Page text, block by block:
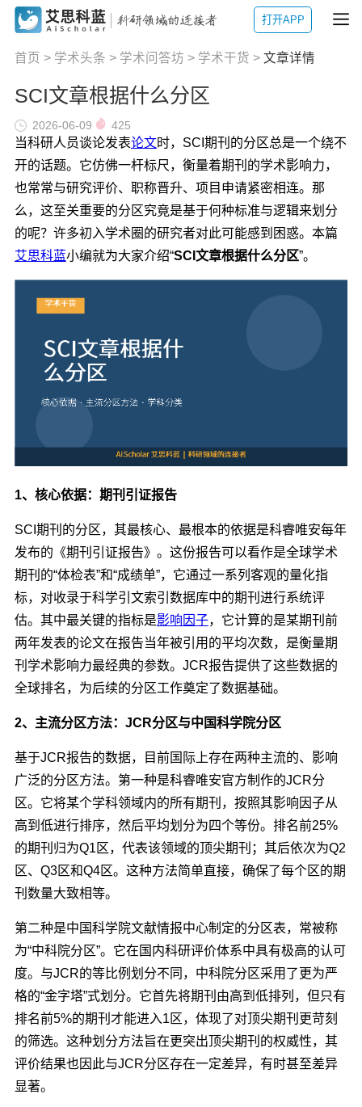
打开APP
首页 > 学术头条 > 学术问答坊 > 学术干货 > 文章详情
SCI文章根据什么分区
2026-06-09 425
当科研人员谈论发表论文时，SCI期刊的分区总是一个绕不
开的话题。它仿佛一杆标尺，衡量着期刊的学术影响力，
也常常与研究评价、职称晋升、项目申请紧密相连。那
么，这至关重要的分区究竟是基于何种标准与逻辑来划分
的呢？许多初入学术圈的研究者对此可能感到困惑。本篇
艾思科蓝小编就为大家介绍“SCI文章根据什么分区”。
1、核心依据：期刊引证报告
SCI期刊的分区，其最核心、最根本的依据是科睿唯安每年
发布的《期刊引证报告》。这份报告可以看作是全球学术
期刊的“体检表”和“成绩单”，它通过一系列客观的量化指
标，对收录于科学引文索引数据库中的期刊进行系统评
估。其中最关键的指标是影响因子，它计算的是某期刊前
两年发表的论文在报告当年被引用的平均次数，是衡量期
刊学术影响力最经典的参数。JCR报告提供了这些数据的
全球排名，为后续的分区工作奠定了数据基础。
2、主流分区方法：JCR分区与中国科学院分区
基于JCR报告的数据，目前国际上存在两种主流的、影响
广泛的分区方法。第一种是科睿唯安官方制作的JCR分
区。它将某个学科领域内的所有期刊，按照其影响因子从
高到低进行排序，然后平均划分为四个等份。排名前25%
的期刊归为Q1区，代表该领域的顶尖期刊；其后依次为Q2
区、Q3区和Q4区。这种方法简单直接，确保了每个区的期
刊数量大致相等。
第二种是中国科学院文献情报中心制定的分区表，常被称
为“中科院分区”。它在国内科研评价体系中具有极高的认可
度。与JCR的等比例划分不同，中科院分区采用了更为严
格的“金字塔”式划分。它首先将期刊由高到低排列，但只有
排名前5%的期刊才能进入1区，体现了对顶尖期刊更苛刻
的筛选。这种划分方法旨在更突出顶尖期刊的权威性，其
评价结果也因此与JCR分区存在一定差异，有时甚至差异
显著。